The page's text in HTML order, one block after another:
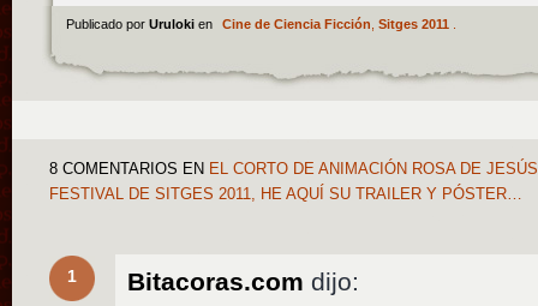
Publicado por Uruloki en Cine de Ciencia Ficción Sitges 2011
8 COMENTARIOS EN EL CORTO DE ANIMACIÓN ROSA DE
FESTIVAL DE SITGES 2011, HE AQUÍ SU TRAILER Y PÓSTER…
1 Bitacoras.com dijo: